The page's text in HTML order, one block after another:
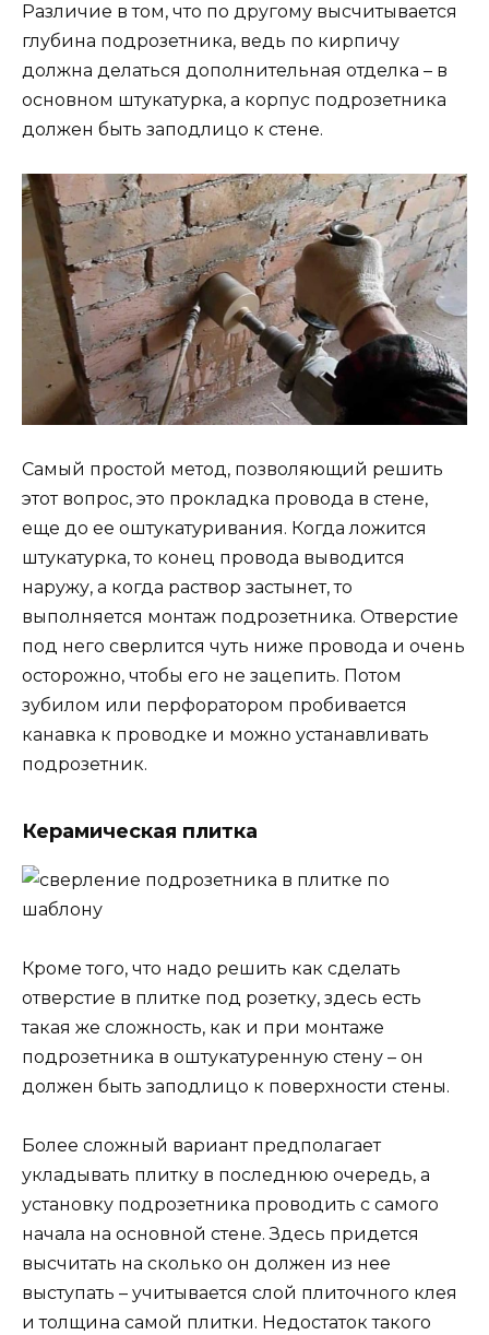
Различие в том, что по другому высчитывается
глубина подрозетника, ведь по кирпичу
должна делаться дополнительная отделка – в
основном штукатурка, а корпус подрозетника
должен быть заподлицо к стене.
Самый простой метод, позволяющий решить
этот вопрос, это прокладка провода в стене,
еще до ее оштукатуривания. Когда ложится
штукатурка, то конец провода выводится
наружу, а когда раствор застынет, то
выполняется монтаж подрозетника. Отверстие
под него сверлится чуть ниже провода и очень
осторожно, чтобы его не зацепить. Потом
зубилом или перфоратором пробивается
канавка к проводке и можно устанавливать
подрозетник.
Керамическая плитка
Кроме того, что надо решить как сделать
отверстие в плитке под розетку, здесь есть
такая же сложность, как и при монтаже
подрозетника в оштукатуренную стену – он
должен быть заподлицо к поверхности стены.
Более сложный вариант предполагает
укладывать плитку в последнюю очередь, а
установку подрозетника проводить с самого
начала на основной стене. Здесь придется
высчитать на сколько он должен из нее
выступать – учитывается слой плиточного клея
и толщина самой плитки. Недостаток такого